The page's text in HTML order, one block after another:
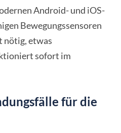
Android- und iOS-
Bewegungssensoren
nötig, etwas
sofort im
für die